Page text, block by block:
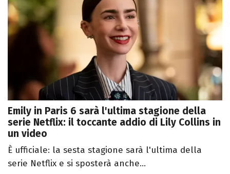
Emily in Paris 6 sarà l'ultima stagione della
serie Netflix: il toccante addio di Lily Collins in
un video
È ufficiale: la sesta stagione sarà l'ultima della
serie Netflix e si sposterà anche...